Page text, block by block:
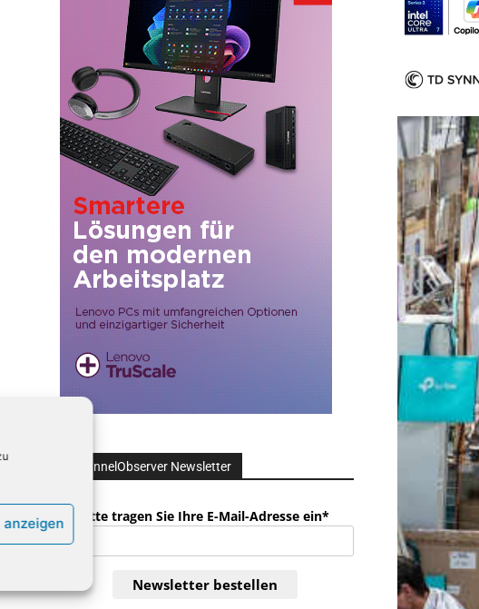
anzeigen
ChannelObserver Newsletter
Bitte tragen Sie Ihre E-Mail-Adresse ein*
Newsletter bestellen